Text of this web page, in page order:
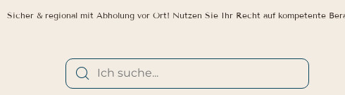
Sicher & regional mit Abholung vor Ort! Nutzen Sie Ihr Recht auf kompetente